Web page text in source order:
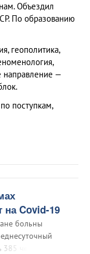
Объездил
По образованию
геополитика,
направление —
поступкам,
на Covid-19
больны
человек. До 5